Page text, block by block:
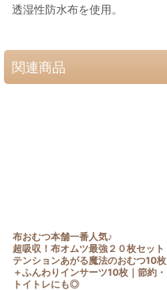
透湿性防水布を使用。
関連商品
布おむつ本舗一番人気♪
超吸収！布オムツ最強２０枚セット
テンションあがる魔法のおむつ10枚
＋ふんわりインサーツ10枚｜節約・
トイトレにも◎